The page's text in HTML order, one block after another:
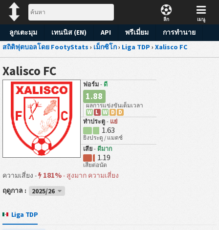
ลีก เมนู
ลูกเตะมุม เทนนิส (EN) API พรีเมี่ยม
การทำนาย
สถิติฟุตบอลโดย FootyStats › เม็กซิโก› Liga TDP › Xalisco FC
Xalisco FC
ฟอร์ม - ดี
1.88
ผลการแข่งขันเต็มเวลา
W L W D D
ทำประตู - แย่
1.63
ยิงประตู / แมตช์
เสีย - ดีมาก
1.19
เสียต่อนัด
ความเสี่ยง - 181%- สูงมาก ความเสี่ยง
ฤดูกาล :
2025/26
Liga TDP